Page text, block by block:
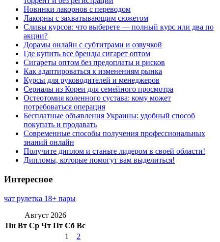
Новинки лакорнов с переводом
Лакорны с захватывающим сюжетом
Сливы курсов: что выберете — полный курс или два по
акции?
Дорамы онлайн с субтитрами и озвучкой
Где купить все бренды сигарет оптом
Сигареты оптом без предоплаты и рисков
Как адаптироваться к изменениям рынка
Курсы для руководителей и менеджеров
Сериалы из Кореи для семейного просмотра
Остеотомия коленного сустава: кому может
потребоваться операция
Бесплатные объявления Украины: удобный способ
покупать и продавать
Современные способы получения профессиональных
знаний онлайн
Получите диплом и станьте лидером в своей области!
Дипломы, которые помогут вам выделиться!
Интересное
чат рулетка 18+ пары
Август 2026
Пн Вт Ср Чт Пт Сб Вс
1
2